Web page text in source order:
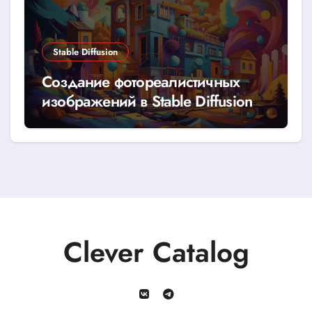
Stable Diffusion
Создание фотореалистичных
изображений в Stable Diffusion
Clever Catalog